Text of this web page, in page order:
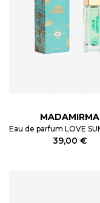
MADAMIRMA
39,00 €